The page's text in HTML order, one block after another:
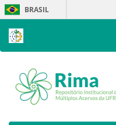
Skip
navigation
BRASIL